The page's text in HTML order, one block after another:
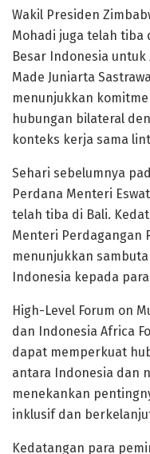
Wakil Presiden
Mohadi juga telah tiba
Besar Indonesia untuk
Made Juniarta
menunjukkan
hubungan bilateral
konteks kerja sama
Sehari sebelumnya
Perdana Menteri
telah tiba di Bali.
Menteri Perdagangan
menunjukkan
Indonesia kepada
High-Level Forum on
dan Indonesia Africa
dapat memperkuat
antara Indonesia dan
menekankan
inklusif dan
Kedatangan para